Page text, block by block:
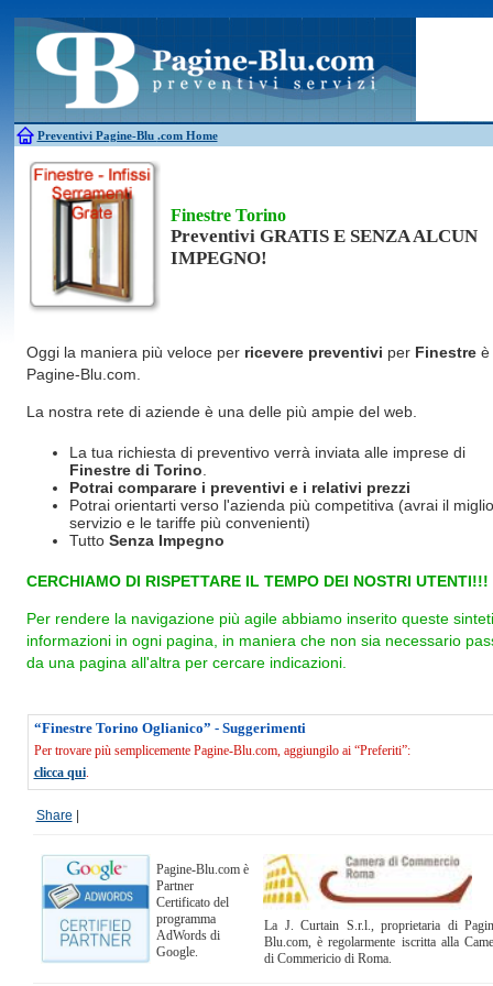
Preventivi Pagine-Blu .com Home
Antifurti
Allarme
Bagni chimici
Edilizia Giardinieri
Caldaie
Falegnami Idraulici
Canne fumarie
Parquet
Finestre Torino
Preventivi GRATIS E SENZA ALCUN
IMPEGNO!
Oggi la maniera più veloce per ricevere preventivi per Finestreè
Pagine-Blu.com.
La nostra rete di aziende è una delle più ampie del web.
La tua richiesta di preventivo verrà inviata alle imprese di
Finestre di Torino
Potrai comparare i preventivi e i relativi prezzi
Potrai orientarti verso l'azienda più competitiva (avrai il
servizio e le tariffe più convenienti)
Tutto Senza Impegno
CERCHIAMO DI RISPETTARE IL TEMPO DEI NOSTRI UTENTI!!!
Per rendere la navigazione più agile abbiamo inserito queste
informazioni in ogni pagina, in maniera che non sia necessario
da una pagina all'altra per cercare indicazioni.
“Finestre Torino Oglianico” - Suggerimenti
Per trovare più semplicemente Pagine-Blu.com, aggiungilo ai “Preferiti”:
clicca qui.
Share
Pagine-Blu.com è
Partner
Certificato del
programma
AdWords di
Google.
La J. Curtain S.r.l., proprietaria di
Blu.com, è regolarmente iscritta alla
di Commericio di Roma.